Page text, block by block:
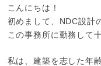
こんにちは！
初めまして、NDC設計
この事務所に勤務して
私は、建築を志した年